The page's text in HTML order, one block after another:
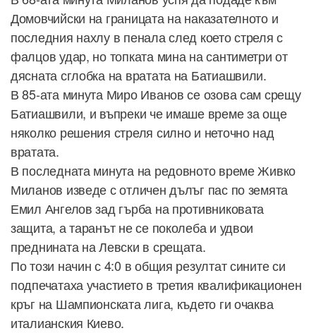
Домовчийски на границата на наказателното и
последния нахлу в пенала след което стреля с
фалцов удар, но топката мина на сантиметри от
дясната сглобка на вратата на Батиашвили.
В 85-ата минута Миро Иванов се озова сам срещу
Батиашвили, и въпреки че имаше време за още
няколко решения стреля силно и неточно над
вратата.
В последната минута на редовното време Живко
Миланов изведе с отличен дълъг пас по земята
Емил Ангелов зад гърба на противниковата
защита, а таранът не се поколеба и удвои
преднината на Левски в срещата.
По този начин с 4:0 в общия резултат сините си
подпечатаха участието в третия квалификационен
кръг на Шампионската лига, където ги очаква
италианския Киево.